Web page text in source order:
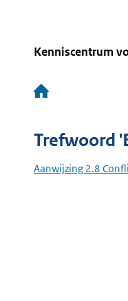
Kenniscentrum
Hoofdnavigatie
Trefwoord
Aanwijzing 2.8